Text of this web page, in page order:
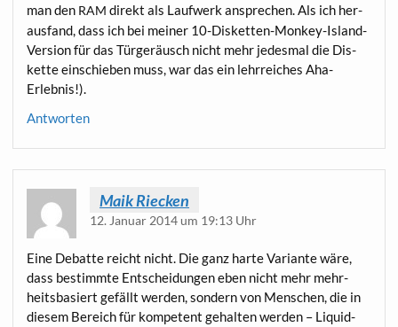
man den RAM direkt als Lauf­werk anspre­chen. Als ich her­
aus­fand, dass ich bei mei­ner 10-Dis­ket­ten-Mon­key-Island-
Ver­si­on für das Tür­ge­räusch nicht mehr jedes­mal die Dis­
ket­te ein­schie­ben muss, war das ein lehr­rei­ches Aha-
Erlebnis!).
Antworten
Maik Riecken
12. Januar 2014 um 19:13 Uhr
Eine Debat­te reicht nicht. Die ganz har­te Vari­an­te wäre,
dass bestimm­te Ent­schei­dun­gen eben nicht mehr mehr­
heits­ba­siert gefällt wer­den, son­dern von Men­schen, die in
die­sem Bereich für kom­pe­tent gehal­ten wer­den – Liquid-